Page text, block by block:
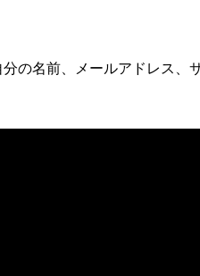
の名前、メールアドレス、